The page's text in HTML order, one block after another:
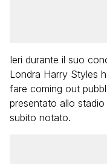
Ieri durante il suo
Londra Harry Styles
fare coming out
presentato allo stadio
subito notato.